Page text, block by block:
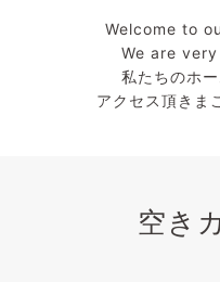
Welcome to
We are
私たちのホ
アクセス頂きま
空き